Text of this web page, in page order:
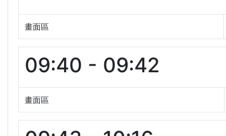
畫面區
09:40 - 09:42
畫面區